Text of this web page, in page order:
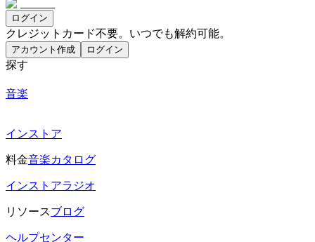
ログイン
クレジットカード不要。いつでも解約可能。
アカウント作成 ログイン
探す
音楽
インストア
料金音楽カタログ
インストアラジオ
リソースブログ
ヘルプセンター